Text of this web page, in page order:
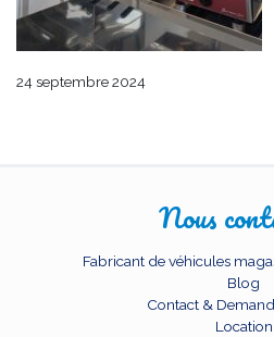
24 septembre 2024
Nous
Fabricant de véhicules
Blog
Contact &
Location